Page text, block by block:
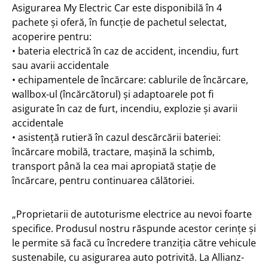
Asigurarea My Electric Car este disponibilă în 4
pachete și oferă, în funcție de pachetul selectat,
acoperire pentru:
• bateria electrică în caz de accident, incendiu, furt
sau avarii accidentale
• echipamentele de încărcare: cablurile de încărcare,
wallbox-ul (încărcătorul) și adaptoarele pot fi
asigurate în caz de furt, incendiu, explozie și avarii
accidentale
• asistență rutieră în cazul descărcării bateriei:
încărcare mobilă, tractare, mașină la schimb,
transport până la cea mai apropiată stație de
încărcare, pentru continuarea călătoriei.
„Proprietarii de autoturisme electrice au nevoi foarte
specifice. Produsul nostru răspunde acestor cerințe și
le permite să facă cu încredere tranziția către vehicule
sustenabile, cu asigurarea auto potrivită. La Allianz-